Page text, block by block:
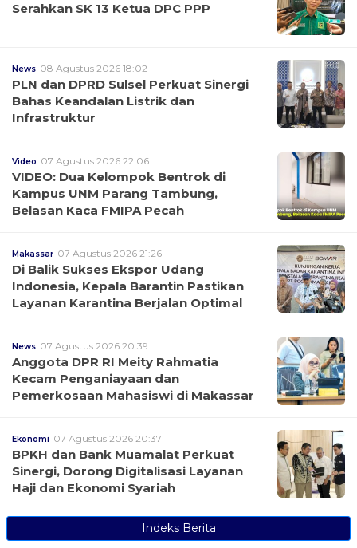
Serahkan SK 13 Ketua DPC PPP
News 08 Agustus 2026 18:02
PLN dan DPRD Sulsel Perkuat Sinergi
Bahas Keandalan Listrik dan
Infrastruktur
Video 07 Agustus 2026 22:06
VIDEO: Dua Kelompok Bentrok di
Kampus UNM Parang Tambung,
Belasan Kaca FMIPA Pecah
Makassar 07 Agustus 2026 21:26
Di Balik Sukses Ekspor Udang
Indonesia, Kepala Barantin Pastikan
Layanan Karantina Berjalan Optimal
News 07 Agustus 2026 20:39
Anggota DPR RI Meity Rahmatia
Kecam Penganiayaan dan
Pemerkosaan Mahasiswi di Makassar
Ekonomi 07 Agustus 2026 20:37
BPKH dan Bank Muamalat Perkuat
Sinergi, Dorong Digitalisasi Layanan
Haji dan Ekonomi Syariah
Indeks Berita